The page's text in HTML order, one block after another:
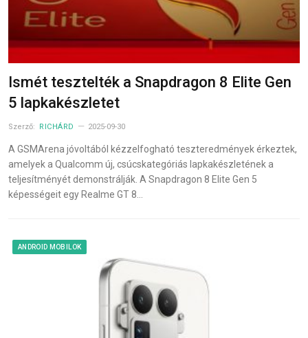
Ismét tesztelték a Snapdragon 8 Elite Gen
5 lapkakészletet
Szerző: RICHÁRD 2025-09-30
A GSMArena jóvoltából kézzelfogható teszteredmények érkeztek,
amelyek a Qualcomm új, csúcskategóriás lapkakészletének a
teljesítményét demonstrálják. A Snapdragon 8 Elite Gen 5
képességeit egy Realme GT 8…
ANDROID MOBILOK